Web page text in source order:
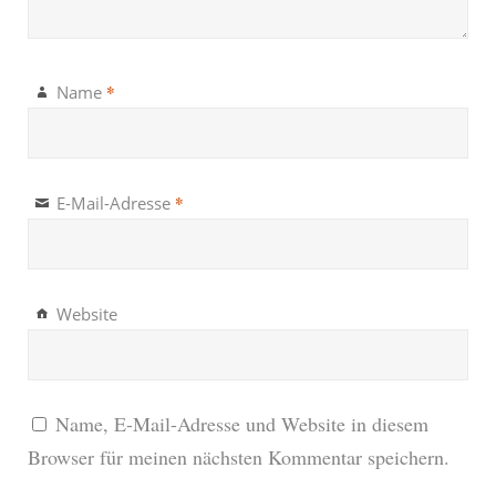
Name *
E-Mail-Adresse *
Website
Name, E-Mail-Adresse und Website in diesem
Browser für meinen nächsten Kommentar speichern.